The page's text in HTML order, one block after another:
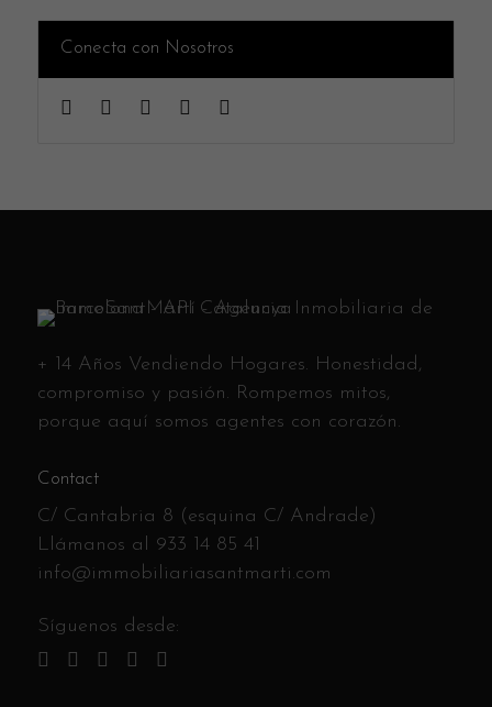
Conecta con Nosotros
+ 14 Años Vendiendo Hogares. Honestidad,
compromiso y pasión. Rompemos mitos,
porque aquí somos agentes con corazón.
Contact
C/ Cantabria 8 (esquina C/ Andrade)
Llámanos al 933 14 85 41
info@immobiliariasantmarti.com
Síguenos desde: